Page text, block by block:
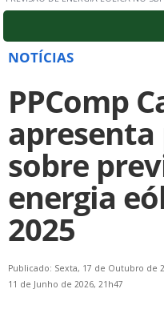
NOTÍCIAS
PPComp
apresenta
sobre
energia
2025
Publicado: Sexta, 17 de Outubro de
11 de Junho de 2026, 21h47